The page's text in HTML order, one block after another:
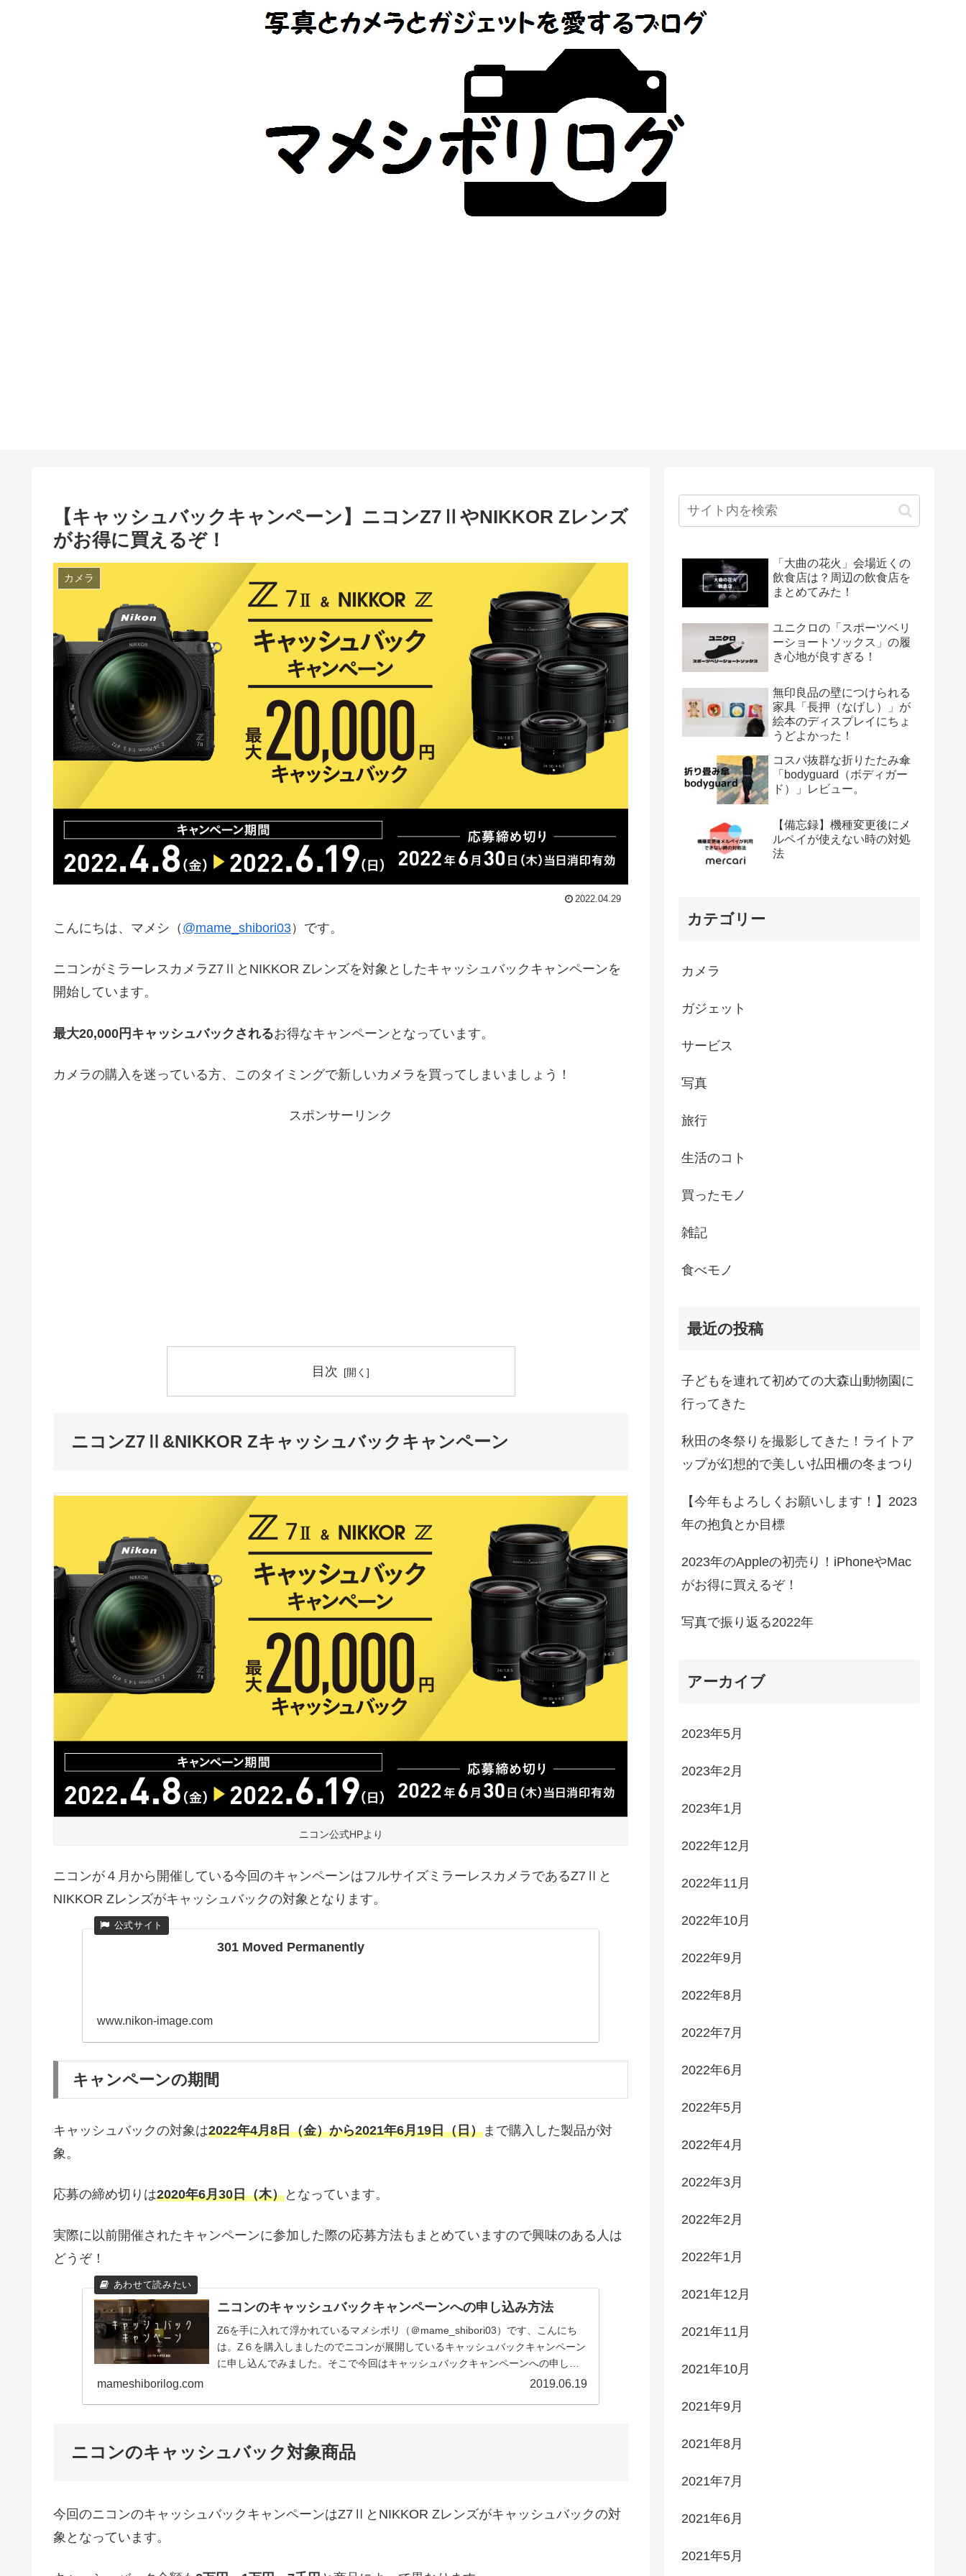
【キャッシュバックキャンペーン】ニコンZ7ⅡやNIKKOR Zレンズ
がお得に買えるぞ！
カメラ
2022.04.29
こんにちは、マメシ（ @mame_shibori03）です。
ニコンがミラーレスカメラZ7ⅡとNIKKOR Zレンズを対象としたキャッシュバックキャンペーンを
開始しています。
最大20,000円キャッシュバックされるお得なキャンペーンとなっています。
カメラの購入を迷っている方、このタイミングで新しいカメラを買ってしまいましょう！
スポンサーリンク
目次
ニコンZ7Ⅱ&NIKKOR Zキャッシュバックキャンペーン
ニコン公式HPより
ニコンが４月から開催している今回のキャンペーンはフルサイズミラーレスカメラであるZ7Ⅱと
NIKKOR Zレンズがキャッシュバックの対象となります。
301 Moved Permanently
www.nikon-image.com
キャンペーンの期間
キャッシュバックの対象は2022年4月8日（金）から2021年6月19日（日） まで購入した製品が対
象。
応募の締め切りは2020年6月30日（木）となっています。
実際に以前開催されたキャンペーンに参加した際の応募方法もまとめていますので興味のある人は
どうぞ！
ニコンのキャッシュバックキャンペーンへの申し込み方法
Z6を手に入れて浮かれているマメシボリ（＠mame_shibori03）です、こんにち
は。Z６を購入しましたのでニコンが展開しているキャッシュバックキャンペーン
に申し込んでみました。そこで今回はキャッシュバックキャンペーンへの申し込
mameshiborilog.com 2019.06.19
ニコンのキャッシュバック対象商品
今回のニコンのキャッシュバックキャンペーンはZ7ⅡとNIKKOR Zレンズがキャッシュバックの対
象となっています。
「大曲の花火」会場近くの
飲食店は？周辺の飲食店を
まとめてみた！
ユニクロの「スポーツベリ
ーショートソックス」の履
き心地が良すぎる！
無印良品の壁につけられる
家具「長押（なげし）」が
絵本のディスプレイにちょ
うどよかった！
コスパ抜群な折りたたみ傘
「bodyguard（ボディガー
ド）」レビュー。
【備忘録】機種変更後にメ
ルペイが使えない時の対処
法
カテゴリー
カメラ
ガジェット
サービス
写真
旅行
生活のコト
買ったモノ
雑記
食べモノ
最近の投稿
子どもを連れて初めての大森山動物園に
行ってきた
秋田の冬祭りを撮影してきた！ライトア
ップが幻想的で美しい払田柵の冬まつり
【今年もよろしくお願いします！】2023
年の抱負とか目標
2023年のAppleの初売り！iPhoneやMac
がお得に買えるぞ！
写真で振り返る2022年
アーカイブ
2023年5月
2023年2月
2023年1月
2022年12月
2022年11月
2022年10月
2022年9月
2022年8月
2022年7月
2022年6月
2022年5月
2022年4月
2022年3月
2022年2月
2022年1月
2021年12月
2021年11月
2021年10月
2021年9月
2021年8月
2021年7月
2021年6月
2021年5月